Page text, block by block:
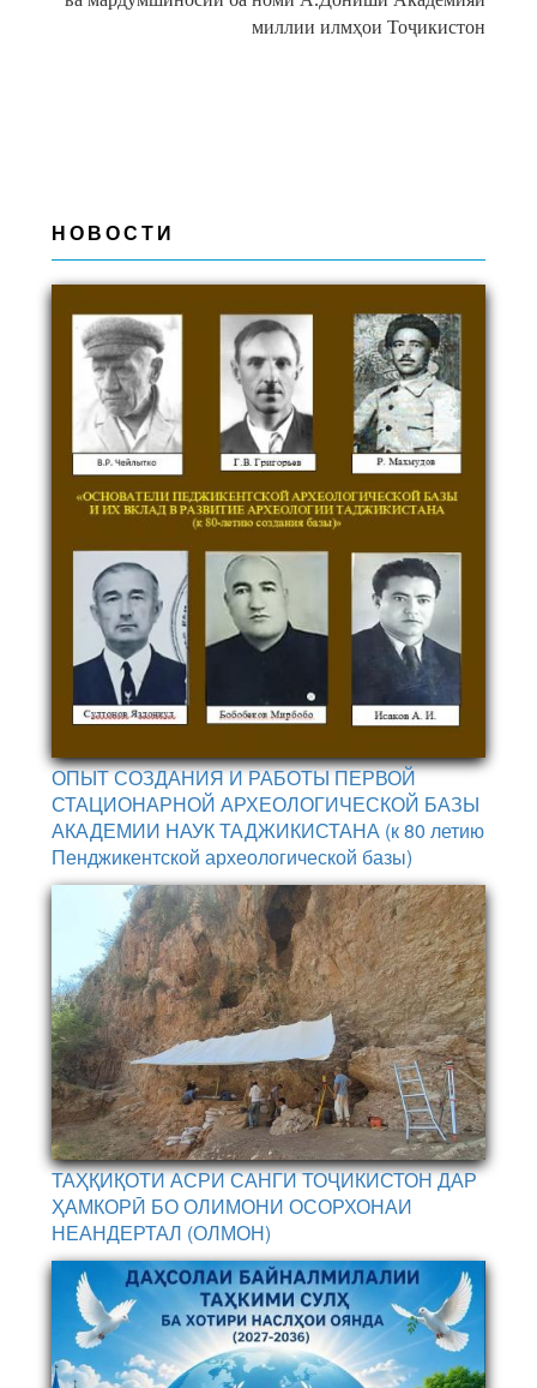
миллии илмҳои Тоҷикистон
НОВОСТИ
ОПЫТ СОЗДАНИЯ И РАБОТЫ ПЕРВОЙ
СТАЦИОНАРНОЙ АРХЕОЛОГИЧЕСКОЙ БАЗЫ
АКАДЕМИИ НАУК ТАДЖИКИСТАНА (к 80 летию
Пенджикентской археологической базы)
ТАҲҚИҚОТИ АСРИ САНГИ ТОҶИКИСТОН ДАР
ҲАМКОРӢ БО ОЛИМОНИ ОСОРХОНАИ
НЕАНДЕРТАЛ (ОЛМОН)